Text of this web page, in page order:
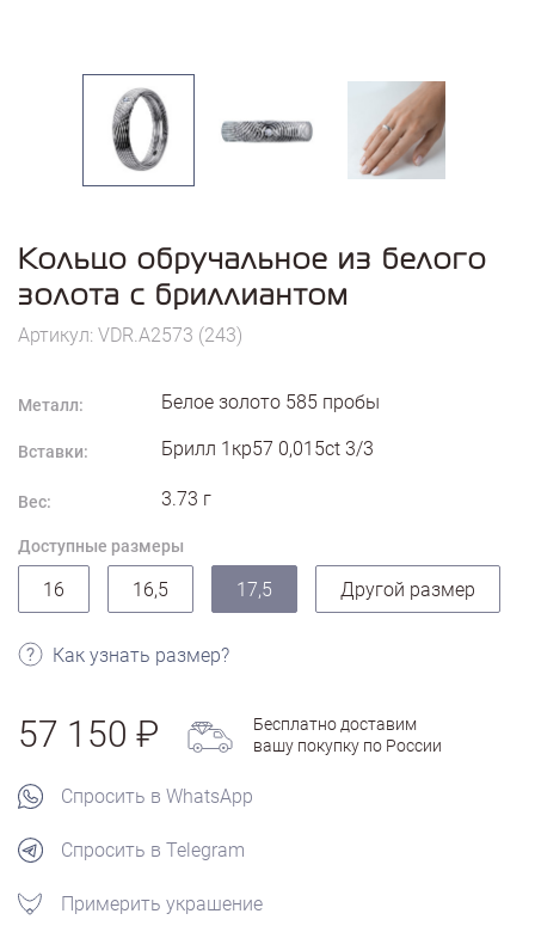
Кольцо обручальное из белого
золота с бриллиантом
Артикул: VDR.A2573 (243)
Металл: Белое золото 585 пробы
Вставки: Брилл 1кр57 0,015ct 3/3
Вес: 3.73 г
Доступные размеры
16 16,5 17,5 Другой размер
Как узнать размер?
57 150
Бесплатно доставим
вашу покупку по России
Спросить в WhatsApp
Спросить в Telegram
Примерить украшение